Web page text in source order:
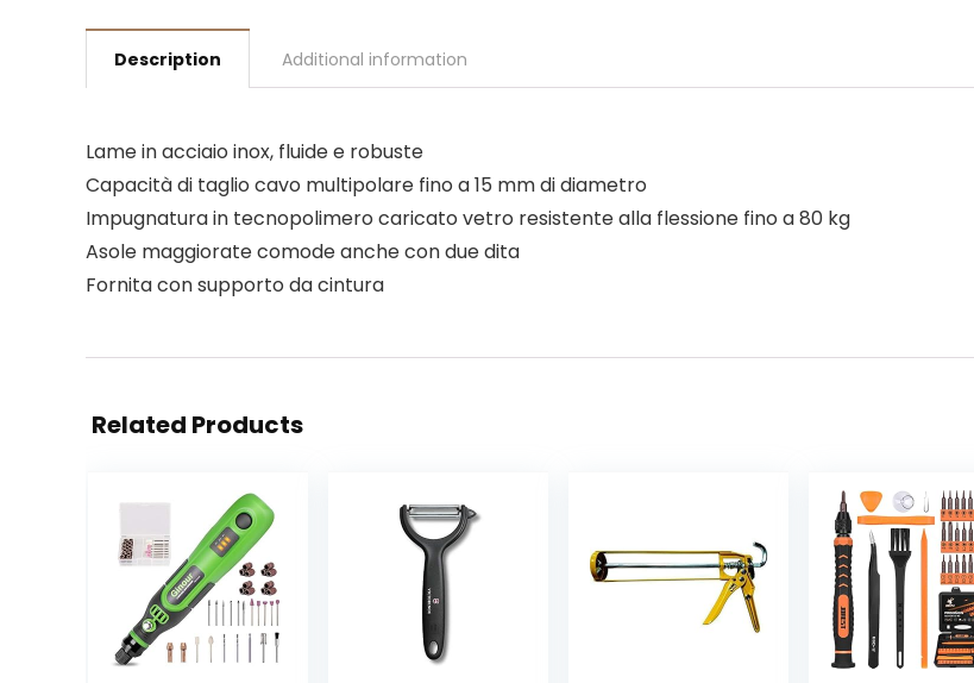
Description Additional information
Lame in acciaio inox, fluide e robuste
Capacità di taglio cavo multipolare fino a 15 mm di diametro
Impugnatura in tecnopolimero caricato vetro resistente alla flessione fino a 80 kg
Asole maggiorate comode anche con due dita
Fornita con supporto da cintura
Related Products